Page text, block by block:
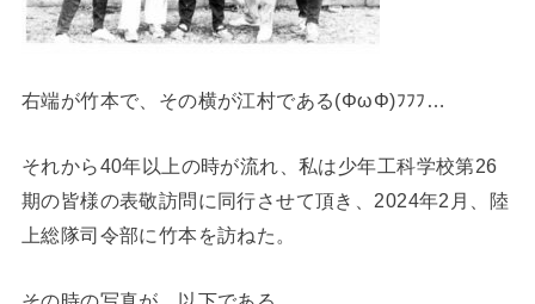
右端が竹本で、その横が江村である(ΦωΦ)ﾌﾌﾌ…
それから40年以上の時が流れ、私は少年工科学校第26
期の皆様の表敬訪問に同行させて頂き、2024年2月、陸
上総隊司令部に竹本を訪ねた。